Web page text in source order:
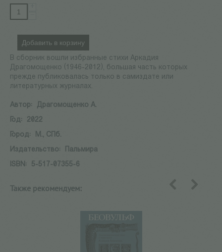
Добавить в корзину
В сборник вошли избранные стихи Аркадия
Драгомощенко (1946-2012), большая часть которых
прежде публиковалась только в самиздате или
литературных журналах.
Автор:
Драгомощенко А.
Год:
2022
Город:
М., СПб.
Издательство:
Пальмира
ISBN:
5-517-07355-6
Также рекомендуем: